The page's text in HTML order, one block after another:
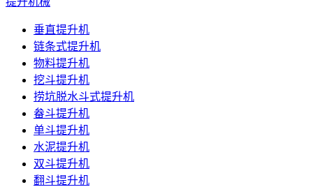
垂直提升机
链条式提升机
物料提升机
挖斗提升机
捞坑脱水斗式提升机
畚斗提升机
单斗提升机
水泥提升机
双斗提升机
翻斗提升机